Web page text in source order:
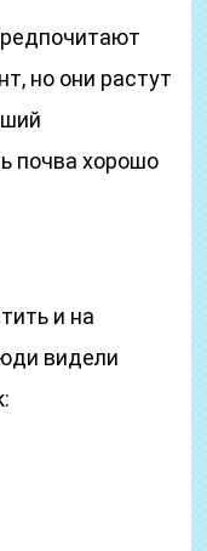
но они растут
почва хорошо
и на
видели